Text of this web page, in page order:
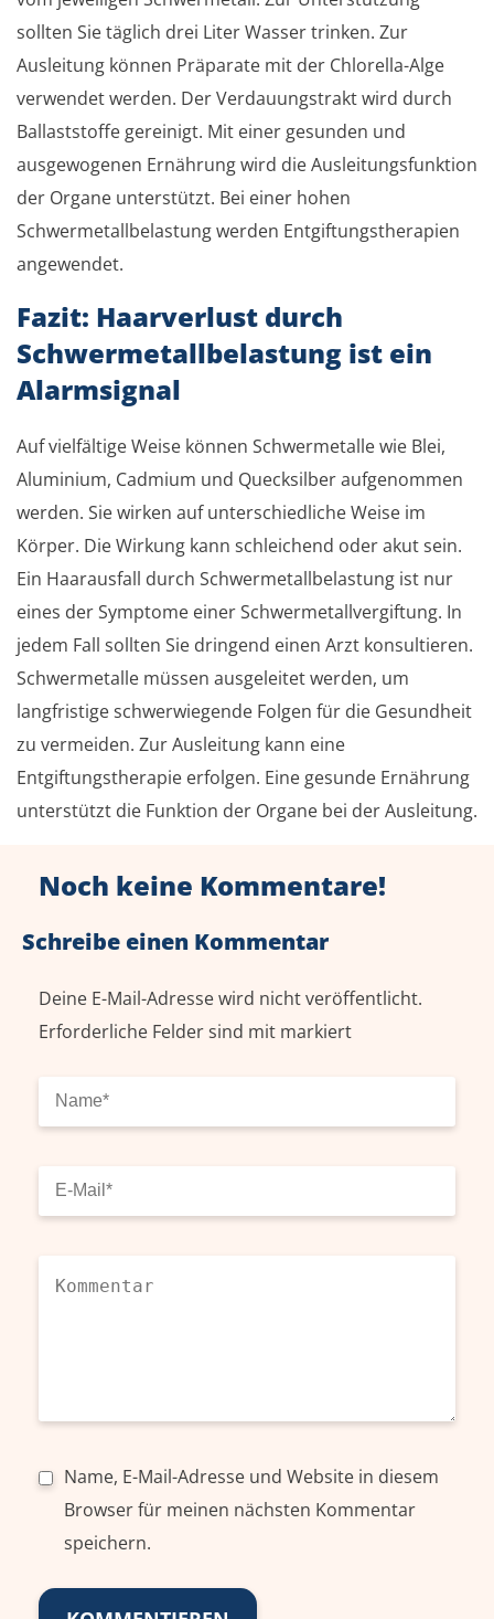
sollten Sie täglich drei Liter Wasser trinken. Zur
Ausleitung können Präparate mit der Chlorella-Alge
verwendet werden. Der Verdauungstrakt wird durch
Ballaststoffe gereinigt. Mit einer gesunden und
ausgewogenen Ernährung wird die Ausleitungsfunktion
der Organe unterstützt. Bei einer hohen
Schwermetallbelastung werden Entgiftungstherapien
angewendet.
Fazit: Haarverlust durch
Schwermetallbelastung ist ein
Alarmsignal
Auf vielfältige Weise können Schwermetalle wie Blei,
Aluminium, Cadmium und Quecksilber aufgenommen
werden. Sie wirken auf unterschiedliche Weise im
Körper. Die Wirkung kann schleichend oder akut sein.
Ein Haarausfall durch Schwermetallbelastung ist nur
eines der Symptome einer Schwermetallvergiftung. In
jedem Fall sollten Sie dringend einen Arzt konsultieren.
Schwermetalle müssen ausgeleitet werden, um
langfristige schwerwiegende Folgen für die Gesundheit
zu vermeiden. Zur Ausleitung kann eine
Entgiftungstherapie erfolgen. Eine gesunde Ernährung
unterstützt die Funktion der Organe bei der Ausleitung.
Noch keine Kommentare!
Schreibe einen Kommentar
Deine E-Mail-Adresse wird nicht veröffentlicht.
Erforderliche Felder sind mit markiert
Name, E-Mail-Adresse und Website in diesem
Browser für meinen nächsten Kommentar
speichern.